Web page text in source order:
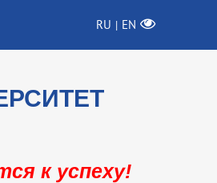
RU | EN
к успеху!